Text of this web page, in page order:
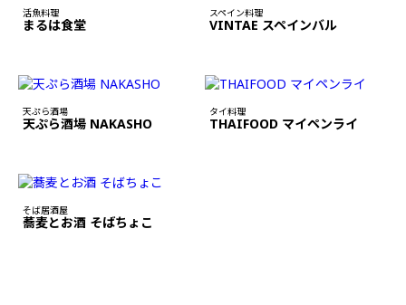
活魚料理
まるは食堂
スペイン料理
VINTAE スペインバル
天ぷら酒場
天ぷら酒場 NAKASHO
タイ料理
THAIFOOD マイペンライ
そば居酒屋
蕎麦とお酒 そばちょこ